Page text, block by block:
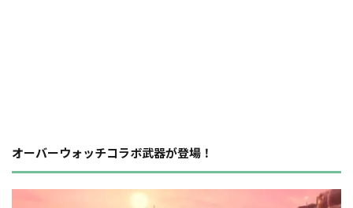
オーバーウォッチコラボ武器が登場！